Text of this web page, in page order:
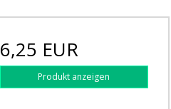
6,25 EUR
Produkt anzeigen